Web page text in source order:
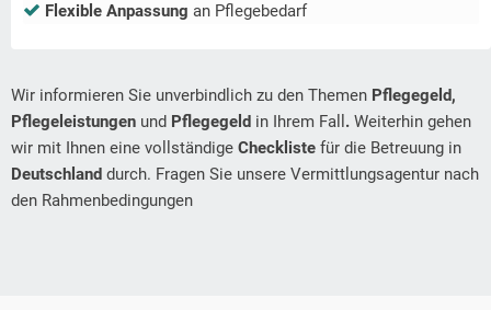
Flexible Anpassung an Pflegebedarf
Wir informieren Sie unverbindlich zu den Themen Pflegegeld,
Pflegeleistungen und Pflegegeld in Ihrem Fall . Weiterhin gehen
wir mit Ihnen eine vollständige Checkliste für die Betreuung in
Deutschland durch. Fragen Sie unsere Vermittlungsagentur nach
den Rahmenbedingungen